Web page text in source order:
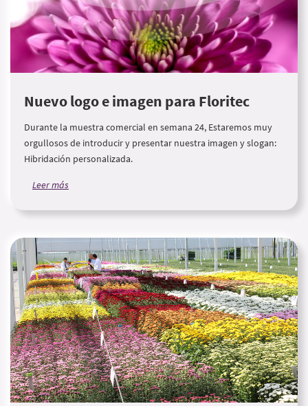
Nuevo logo e imagen para Floritec
Durante la muestra comercial en semana 24, Estaremos muy
orgullosos de introducir y presentar nuestra imagen y slogan:
Hibridación personalizada.
Leer más